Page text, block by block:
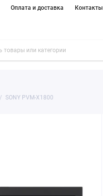
Оплата и доставка Контакты
SONY PVM-X1800